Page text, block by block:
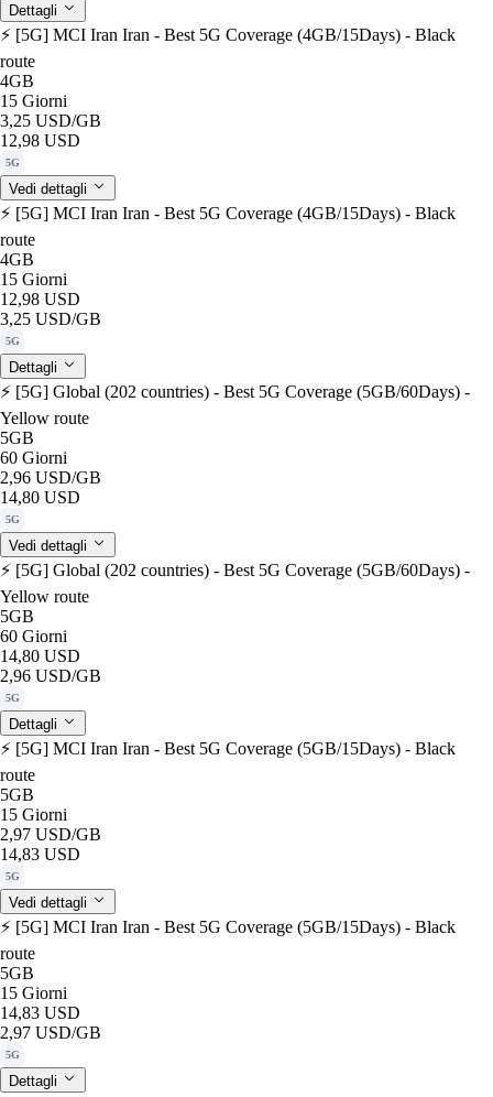
Dettagli
⚡️ [5G] MCI Iran Iran - Best 5G Coverage (4GB/15Days) - Black
route
4GB
15 Giorni
3,25 USD/GB
12,98 USD
5G
Vedi dettagli
⚡️ [5G] MCI Iran Iran - Best 5G Coverage (4GB/15Days) - Black
route
4GB
15 Giorni
12,98 USD
3,25 USD/GB
5G
Dettagli
⚡️ [5G] Global (202 countries) - Best 5G Coverage (5GB/60Days) -
Yellow route
5GB
60 Giorni
2,96 USD/GB
14,80 USD
5G
Vedi dettagli
⚡️ [5G] Global (202 countries) - Best 5G Coverage (5GB/60Days) -
Yellow route
5GB
60 Giorni
14,80 USD
2,96 USD/GB
5G
Dettagli
⚡️ [5G] MCI Iran Iran - Best 5G Coverage (5GB/15Days) - Black
route
5GB
15 Giorni
2,97 USD/GB
14,83 USD
5G
Vedi dettagli
⚡️ [5G] MCI Iran Iran - Best 5G Coverage (5GB/15Days) - Black
route
5GB
15 Giorni
14,83 USD
2,97 USD/GB
5G
Dettagli